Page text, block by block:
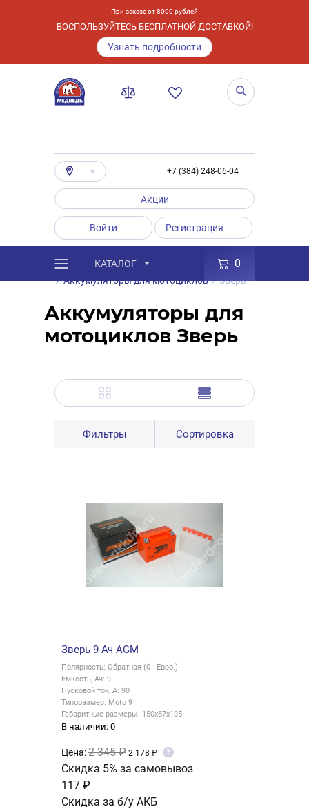
При заказе от 8000 рублей
ВОСПОЛЬЗУЙТЕСЬ БЕСПЛАТНОЙ ДОСТАВКОЙ!
Узнать подробности
+7 (384) 248-06-04
Акции
Войти Регистрация
КАТАЛОГ 0
Каталог / Товары
Аккумуляторы
/ Аккумуляторы для мотоциклов / Зверь
Аккумуляторы для
мотоциклов Зверь
Фильтры Сортировка
Зверь 9 Ач AGM
Полярность: Обратная (0 - Евро.)
Емкость, Ач: 9
Пусковой ток, А: 90
Типоразмер: Moto 9
Габаритные размеры: 150x87x105
В наличии: 0
Цена:2 345 ₽ 2 178 ₽ ?
Скидка 5% за самовывоз
117 ₽
Скидка за б/у АКБ